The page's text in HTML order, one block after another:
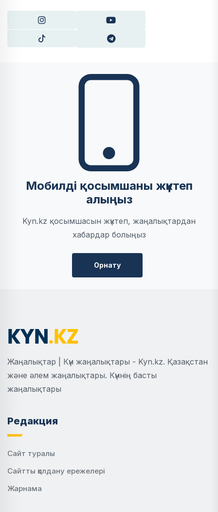
Мобилді қосымшаны жүктеп
алыңыз
Kyn.kz қосымшасын жүктеп, жаңалықтардан
хабардар болыңыз
Орнату
Жаңалықтар | Күн жаңалықтары - Kyn.kz. Қазақстан
және әлем жаңалықтары. Күннің басты
жаңалықтары
Редакция
Сайт туралы
Сайтты қолдану ережелері
Жарнама